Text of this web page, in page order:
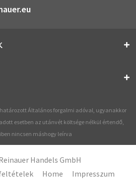
Általános forgalmi adóval, ugyanakkor
esetben az utánvét költsége nélkül értendő,
nincsen máshogy leírva
Handels GmbH
Home Impresszum